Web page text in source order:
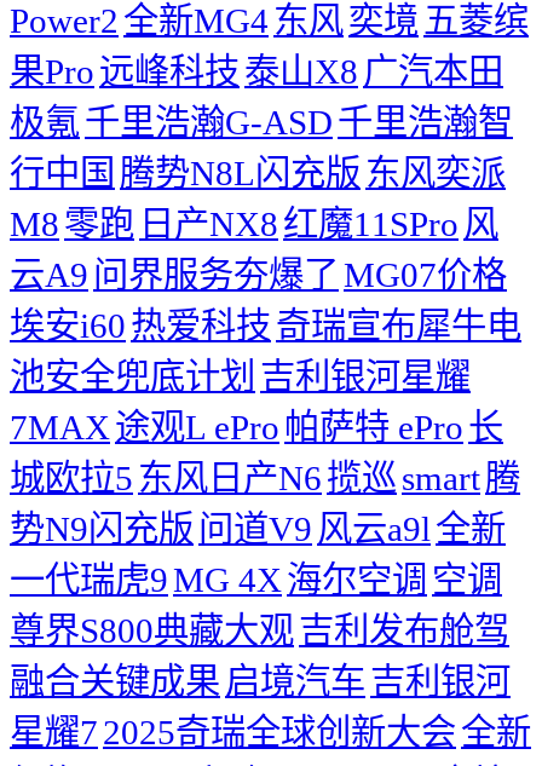
Power2 全新MG4 东风奕境 五菱缤
果Pro远峰科技泰山X8 广汽本田
极氪千里浩瀚G-ASD千里浩瀚智
行中国 腾势N8L闪充版 东风奕派
M8零跑 日产NX8红魔11SPro 风
云A9 问界服务夯爆了 MG07价格
埃安i60热爱科技奇瑞宣布犀牛电
池安全兜底计划 吉利银河星耀
7MAX途观L ePro 帕萨特 ePro长
城欧拉5 东风日产N6揽巡smart腾
势N9闪充版 问道V9 风云a9l 全新
一代瑞虎9MG 4X海尔空调 空调
尊界S800典藏大观吉利发布舱驾
融合关键成果 启境汽车吉利银河
星耀72025奇瑞全球创新大会​全新